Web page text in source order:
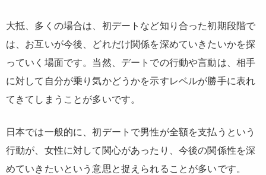
大抵、多くの場合は、初デートなど知り合った初期段階で
は、お互いが今後、どれだけ関係を深めていきたいかを探
っていく場面です。当然、デートでの行動や言動は、相手
に対して自分が乗り気かどうかを示すレベルが勝手に表れ
てきてしまうことが多いです。
日本では一般的に、初デートで男性が全額を支払うという
行動が、女性に対して関心があったり、今後の関係性を深
めていきたいという意思と捉えられることが多いです。